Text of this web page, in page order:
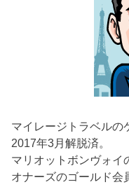
マイレージトラベルの
2017年3月解脱済。
マリオットボンヴォイ
オナーズのゴールド会